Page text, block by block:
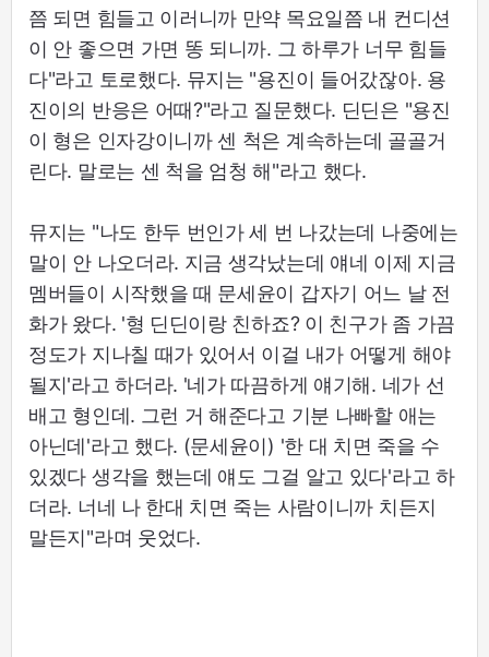
쯤 되면 힘들고 이러니까 만약 목요일쯤 내 컨디션
이 안 좋으면 가면 똥 되니까. 그 하루가 너무 힘들
다"라고 토로했다. 뮤지는 "용진이 들어갔잖아. 용
진이의 반응은 어때?"라고 질문했다. 딘딘은 "용진
이 형은 인자강이니까 센 척은 계속하는데 골골거
린다. 말로는 센 척을 엄청 해"라고 했다.
뮤지는 "나도 한두 번인가 세 번 나갔는데 나중에는
말이 안 나오더라. 지금 생각났는데 얘네 이제 지금
멤버들이 시작했을 때 문세윤이 갑자기 어느 날 전
화가 왔다. '형 딘딘이랑 친하죠? 이 친구가 좀 가끔
정도가 지나칠 때가 있어서 이걸 내가 어떻게 해야
될지'라고 하더라. '네가 따끔하게 얘기해. 네가 선
배고 형인데. 그런 거 해준다고 기분 나빠할 애는
아닌데'라고 했다. (문세윤이) '한 대 치면 죽을 수
있겠다 생각을 했는데 얘도 그걸 알고 있다'라고 하
더라. 너네 나 한대 치면 죽는 사람이니까 치든지
말든지"라며 웃었다.